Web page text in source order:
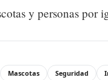
y personas por
Mascotas Seguridad